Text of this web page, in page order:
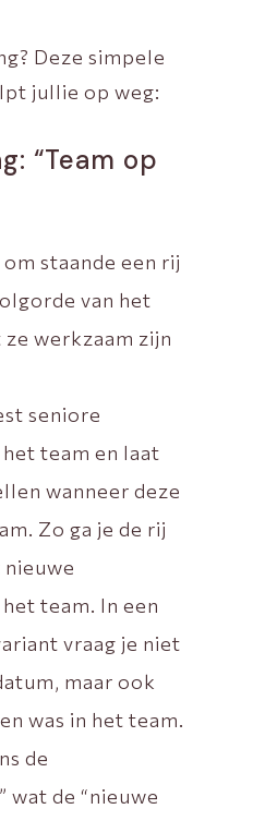
Deze simpele
jullie op weg:
“Team op
staande een rij
van het
werkzaam zijn
seniore
team en laat
wanneer deze
Zo ga je de rij
team. In een
vraag je niet
maar ook
was in het team.
de
wat de “nieuwe